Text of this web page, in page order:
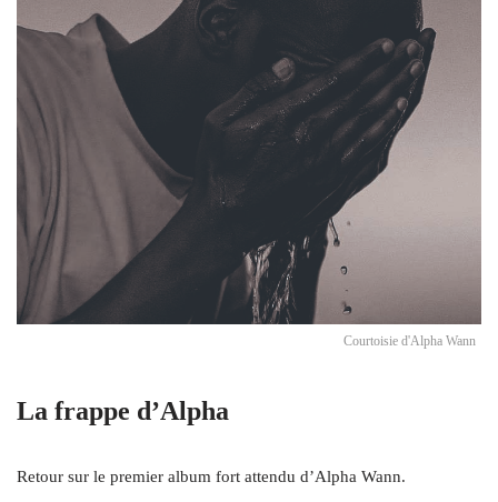
Courtoisie d'Alpha Wann
La frappe d’Alpha
Retour sur le premier album fort attendu d’Alpha Wann.